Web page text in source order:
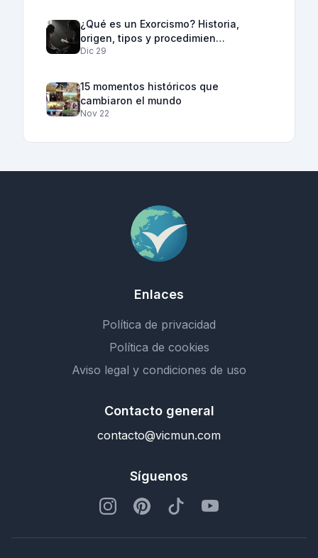
¿Qué es un Exorcismo? Historia,
origen, tipos y procedimien…
Dic 29
15 momentos históricos que
cambiaron el mundo
Nov 22
Enlaces
Política de privacidad
Política de cookies
Aviso legal y condiciones de uso
Contacto general
contacto@vicmun.com
Síguenos